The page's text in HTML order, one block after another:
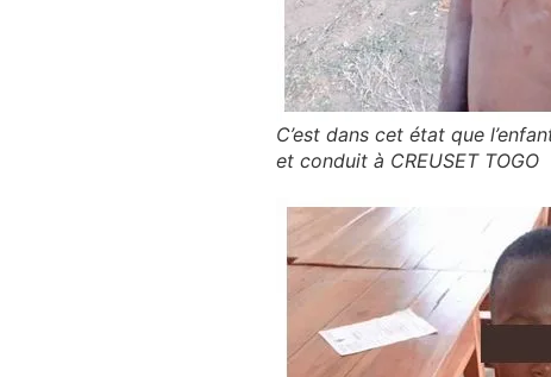
C’est dans cet état que
et conduit à CREUSET TOGO